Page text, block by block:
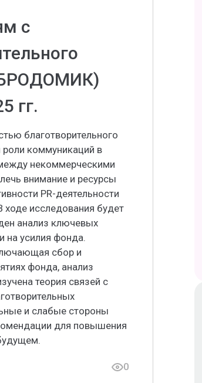
с
гг.
благотворительного
коммуникаций в
некоммерческими
внимание и ресурсы
PR-деятельности
исследования будет
анализ ключевых
на усилия фонда.
сбор и
фонда, анализ
теория связей с
и слабые стороны
для повышения
0